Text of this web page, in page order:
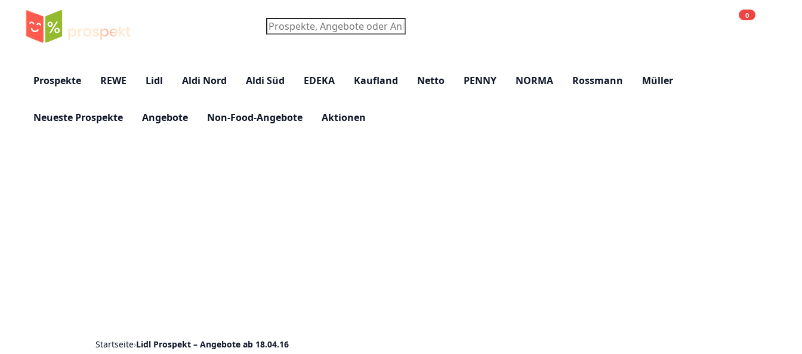
Suchen
0
Prospekte REWE Lidl Aldi Nord Aldi Süd EDEKA Kaufland Netto PENNY NORMA Rossmann Müller
Neueste Prospekte Angebote Non-Food-Angebote Aktionen
Startseite›Lidl Prospekt – Angebote ab 18.04.16